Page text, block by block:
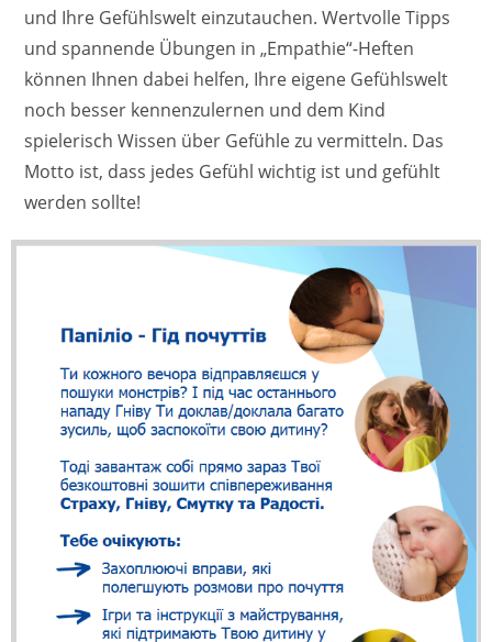
und Ihre Gefühlswelt einzutauchen. Wertvolle Tipps
und spannende Übungen in „Empathie“-Heften
können Ihnen dabei helfen, Ihre eigene Gefühlswelt
noch besser kennenzulernen und dem Kind
spielerisch Wissen über Gefühle zu vermitteln. Das
Motto ist, dass jedes Gefühl wichtig ist und gefühlt
werden sollte!